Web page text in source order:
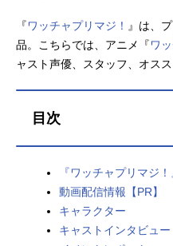
アニメ記事一覧
アニメ映画一覧
今期アニメ曜日別一覧
春アニメ
男性声優/女性声優一覧
『ワッチャプリマジ！ 』は、
品。こちらでは、アニメ『ワ
ャスト声優、スタッフ、オス
目次
『ワッチャプリマジ
動画配信情報【PR】
キャラクター
キャストインタビュー